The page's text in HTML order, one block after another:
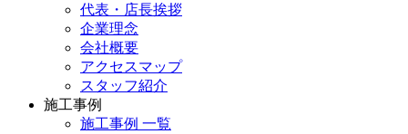
代表・店長挨拶
企業理念
会社概要
アクセスマップ
スタッフ紹介
施工事例
施工事例 一覧